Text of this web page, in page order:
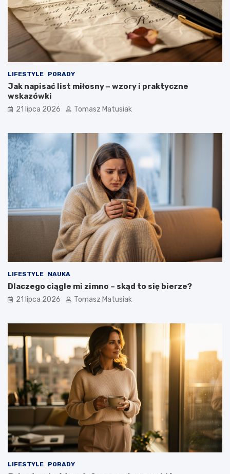
LIFESTYLE PORADY
Jak napisać list miłosny – wzory i praktyczne
wskazówki
21 lipca 2026 Tomasz Matusiak
LIFESTYLE NAUKA
Dlaczego ciągle mi zimno – skąd to się bierze?
21 lipca 2026 Tomasz Matusiak
LIFESTYLE PORADY